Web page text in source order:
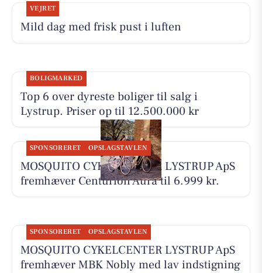
VEJRET
Mild dag med frisk pust i luften
BOLIGMARKED
Top 6 over dyreste boliger til salg i
Lystrup. Priser op til 12.500.000 kr
SPONSORERET OPSLAGSTAVLEN
MOSQUITO CYKELCENTER LYSTRUP ApS
fremhæver Centurion Aura til 6.999 kr.
SPONSORERET OPSLAGSTAVLEN
MOSQUITO CYKELCENTER LYSTRUP ApS
fremhæver MBK Nobly med lav indstigning